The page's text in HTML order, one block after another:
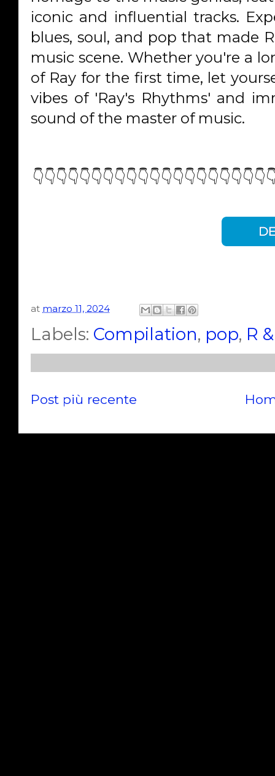
iconic and influential tracks.
blues, soul, and pop that made
music scene. Whether you're a
of Ray for the first time, let
vibes of 'Ray's Rhythms' and
sound of the master of music.
at marzo 11, 2024
Labels: Compilation, pop, R
Post più recente